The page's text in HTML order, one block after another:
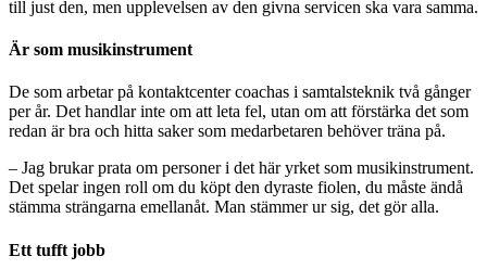
till just den, men upplevelsen av den givna servicen ska vara samma.
Är som musikinstrument
De som arbetar på kontaktcenter coachas i samtalsteknik två gånger
per år. Det handlar inte om att leta fel, utan om att förstärka det som
redan är bra och hitta saker som medarbetaren behöver träna på.
– Jag brukar prata om personer i det här yrket som musikinstrument.
Det spelar ingen roll om du köpt den dyraste fiolen, du måste ändå
stämma strängarna emellanåt. Man stämmer ur sig, det gör alla.
Ett tufft jobb